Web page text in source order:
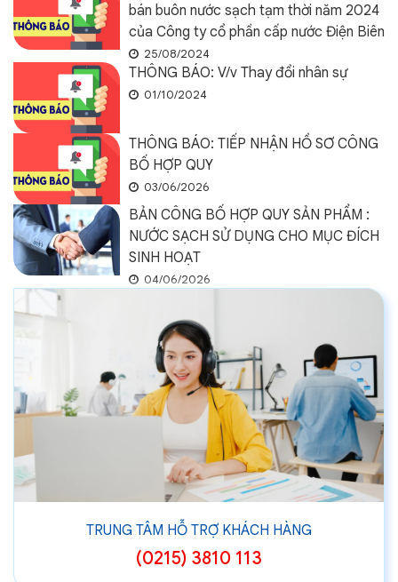
bán buôn nước sạch tạm thời năm 2024
của Công ty cổ phần cấp nước Điện Biên
25/08/2024
THÔNG BÁO: V/v Thay đổi nhân sự
01/10/2024
THÔNG BÁO: TIẾP NHẬN HỒ SƠ CÔNG
BỐ HỢP QUY
03/06/2026
BẢN CÔNG BỐ HỢP QUY SẢN PHẨM :
NƯỚC SẠCH SỬ DỤNG CHO MỤC ĐÍCH
SINH HOẠT
04/06/2026
TRUNG TÂM HỖ TRỢ KHÁCH HÀNG
(0215) 3810 113